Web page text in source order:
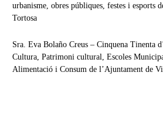
urbanisme, obres públiques, festes i esports
Tortosa
Sra. Eva Bolaño Creus – Cinquena Tinenta
Cultura, Patrimoni cultural, Escoles
Alimentació i Consum de l’Ajuntament de